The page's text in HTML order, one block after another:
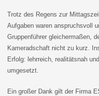
Trotz des Regens zur
Aufgaben waren anspruchsvoll
Gruppenführer gleichermaßen,
Kameradschaft nicht zu kurz.
Erfolg: lehrreich, realitätsnah
umgesetzt.
Ein großer Dank gilt der Firma